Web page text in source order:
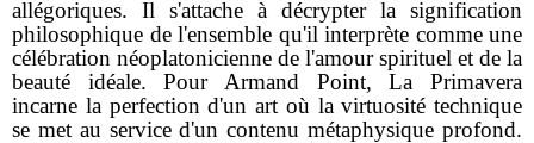
allégoriques. Il s'attache à décrypter la signification
philosophique de l'ensemble qu'il interprète comme une
célébration néoplatonicienne de l'amour spirituel et de la
beauté idéale. Pour Armand Point, La Primavera
incarne la perfection d'un art où la virtuosité technique
se met au service d'un contenu métaphysique profond.